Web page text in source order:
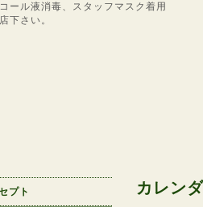
ール液消毒、スタッフマスク着用
下さい。
カレン
プト